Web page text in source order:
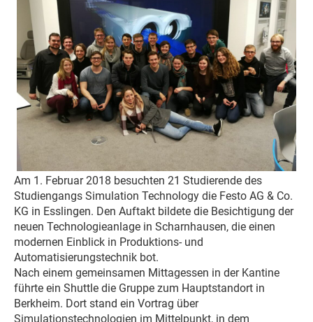
Am 1. Februar 2018 besuchten 21 Studierende des
Studiengangs Simulation Technology die Festo AG & Co.
KG in Esslingen. Den Auftakt bildete die Besichtigung der
neuen Technologieanlage in Scharnhausen, die einen
modernen Einblick in Produktions- und
Automatisierungstechnik bot.
Nach einem gemeinsamen Mittagessen in der Kantine
führte ein Shuttle die Gruppe zum Hauptstandort in
Berkheim. Dort stand ein Vortrag über
Simulationstechnologien im Mittelpunkt, in dem